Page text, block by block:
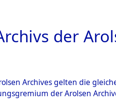
ÜBERSICHT
der
Archives gelten die
der Arolsen